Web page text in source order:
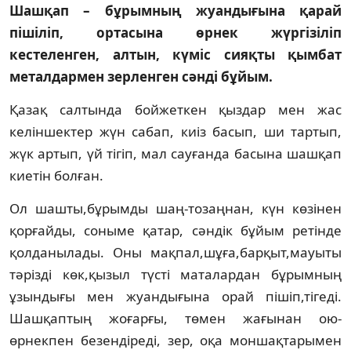
Шашқап – бұрымның жуандығына қарай
пішіліп, ортасына өрнек жүргізіліп
кестеленген, алтын, күміс сияқты қымбат
металдармен зерленген сәнді бұйым.
Қазақ салтында бойжеткен қыздар мен жас
келіншектер жүн сабап, киіз басып, ши тартып,
жүк артып, үй тігіп, мал сауғанда басына шашқап
киетін болған.
Ол шашты,бұрымды шаң-тозаңнан, күн көзінен
қорғайды, соныме қатар, сәндік бұйым ретінде
қолданылады. Оны мақпал,шұға,барқыт,мауыты
тәрізді көк,қызыл түсті маталардан бұрымның
ұзындығы мен жуандығына орай пішіп,тігеді.
Шашқаптың жоғарғы, төмен жағынан ою-
өрнекпен безендіреді, зер, оқа моншақтарымен